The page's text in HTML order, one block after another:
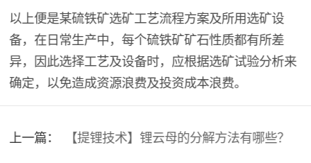
以上便是某硫铁矿选矿工艺流程方案及所用选矿设
备，在日常生产中，每个硫铁矿矿石性质都有所差
异，因此选择工艺及设备时，应根据选矿试验分析来
确定，以免造成资源浪费及投资成本浪费。
上一篇：
【提锂技术】锂云母的分解方法有哪些？